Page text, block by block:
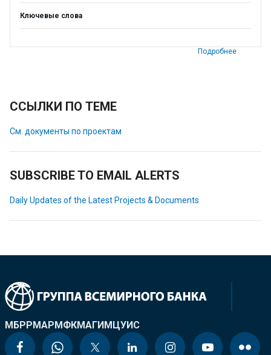
Ключевые слова
Подробнее
ССЫЛКИ ПО ТЕМЕ
См. документы по проектам
SUBSCRIBE TO EMAIL ALERTS
Daily Updates of the Latest Projects & Documents
МБРРМАРМФКМАГИМЦУИС